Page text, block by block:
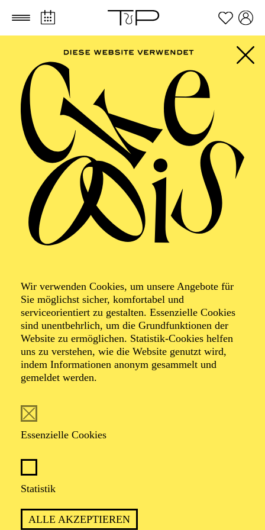
Zum Hauptinhalt springen Zum Footer springen
Wir verwenden Cookies, um unsere Angebote für
Sie möglichst sicher, komfortabel und
serviceorientiert zu gestalten. Essenzielle Cookies
sind unentbehrlich, um die Grundfunktionen der
Website zu ermöglichen. Statistik-Cookies helfen
uns zu verstehen, wie die Website genutzt wird,
indem Informationen anonym gesammelt und
gemeldet werden.
Essenzielle Cookies
Statistik
ALLE AKZEPTIEREN
Foto: Johan Sandberg
Pablo Alvarado
ist seit Beginn der Spielzeit 2025/2026 festes